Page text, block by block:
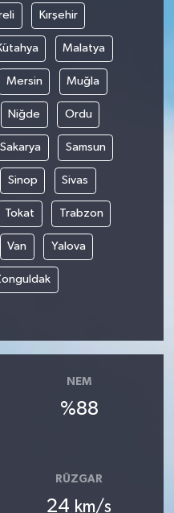
Kırşehir
Malatya
Mersin Muğla
Niğde Ordu
Sakarya Samsun
Sinop Sivas
Tokat Trabzon
Van Yalova
NEM
%88
RÜZGAR
24 km/s